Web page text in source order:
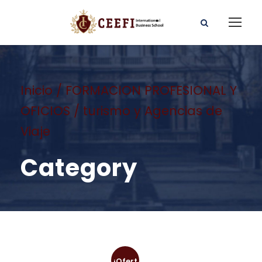
Inicio / FORMACION PROFESIONAL Y
OFICIOS / turismo y Agencias de
Viaje
Category